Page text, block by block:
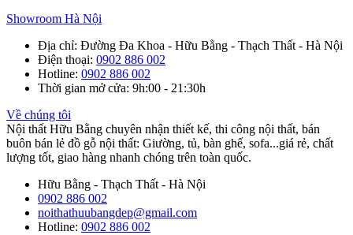
Showroom Hà Nội
Địa chỉ: Đường Đa Khoa - Hữu Bằng - Thạch Thất - Hà Nội
Điện thoại: 0902 886 002
Hotline: 0902 886 002
Thời gian mở cửa: 9h:00 - 21:30h
Về chúng tôi
Nội thất Hữu Bằng chuyên nhận thiết kế, thi công nội thất, bán
buôn bán lẻ đồ gỗ nội thất: Giường, tủ, bàn ghế, sofa...giá rẻ, chất
lượng tốt, giao hàng nhanh chóng trên toàn quốc.
Hữu Bằng - Thạch Thất - Hà Nội
0902 886 002
noithathuubangdep@gmail.com
Hotline: 0902 886 002